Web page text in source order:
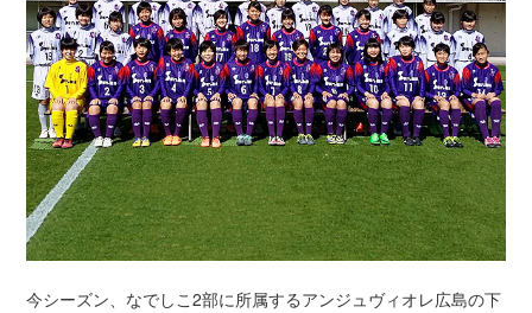
今シーズン、なでしこ2部に所属するアンジュヴィオレ広島の下